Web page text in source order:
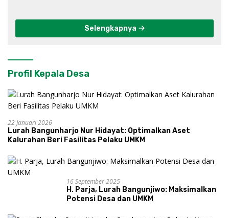
Selengkapnya
Profil Kepala Desa
22 Januari 2026
Lurah Bangunharjo Nur Hidayat: Optimalkan Aset
Kalurahan Beri Fasilitas Pelaku UMKM
16 September 2025
H. Parja, Lurah Bangunjiwo: Maksimalkan
Potensi Desa dan UMKM